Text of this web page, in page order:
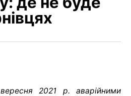
2021 р. аварійними